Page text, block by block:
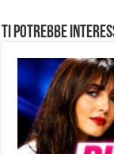
Ti potrebbe